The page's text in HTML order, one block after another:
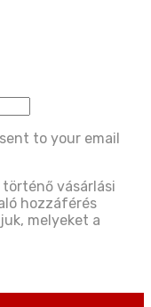
to your email
vásárlási
hozzáférés
melyeket a